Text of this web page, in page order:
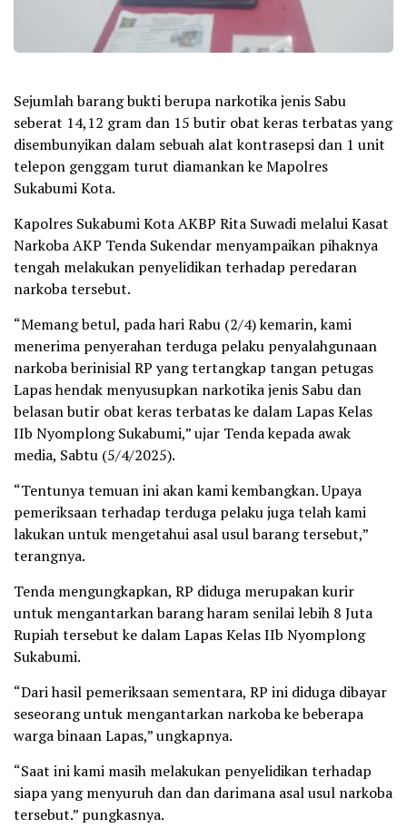
Sejumlah barang bukti berupa narkotika jenis Sabu
seberat 14,12 gram dan 15 butir obat keras terbatas yang
disembunyikan dalam sebuah alat kontrasepsi dan 1 unit
telepon genggam turut diamankan ke Mapolres
Sukabumi Kota.
Kapolres Sukabumi Kota AKBP Rita Suwadi melalui Kasat
Narkoba AKP Tenda Sukendar menyampaikan pihaknya
tengah melakukan penyelidikan terhadap peredaran
narkoba tersebut.
“Memang betul, pada hari Rabu (2/4) kemarin, kami
menerima penyerahan terduga pelaku penyalahgunaan
narkoba berinisial RP yang tertangkap tangan petugas
Lapas hendak menyusupkan narkotika jenis Sabu dan
belasan butir obat keras terbatas ke dalam Lapas Kelas
IIb Nyomplong Sukabumi,” ujar Tenda kepada awak
media, Sabtu (5/4/2025).
“Tentunya temuan ini akan kami kembangkan. Upaya
pemeriksaan terhadap terduga pelaku juga telah kami
lakukan untuk mengetahui asal usul barang tersebut,”
terangnya.
Tenda mengungkapkan, RP diduga merupakan kurir
untuk mengantarkan barang haram senilai lebih 8 Juta
Rupiah tersebut ke dalam Lapas Kelas IIb Nyomplong
Sukabumi.
“Dari hasil pemeriksaan sementara, RP ini diduga dibayar
seseorang untuk mengantarkan narkoba ke beberapa
warga binaan Lapas,” ungkapnya.
“Saat ini kami masih melakukan penyelidikan terhadap
siapa yang menyuruh dan dan darimana asal usul narkoba
tersebut.” pungkasnya.